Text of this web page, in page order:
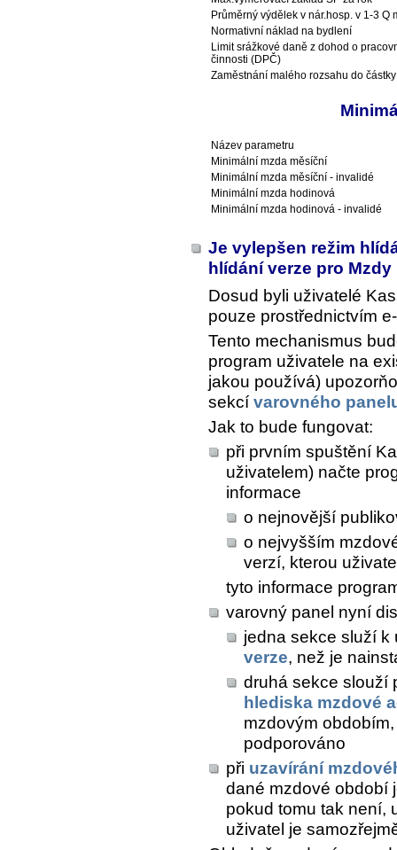
Průměrný výdělek v nár.hosp. v 1-3 Q
Normativní náklad na bydlení
Limit srážkové daně z dohod o
činnosti (DPČ)
Zaměstnání malého rozsahu do částky
Název parametru
Minimální mzda měsíční
Minimální mzda měsíční - invalidé
Minimální mzda hodinová
Minimální mzda hodinová - invalidé
Je vylepšen režim
hlídání verze pro Mzdy
Dosud byli uživatelé
pouze prostřednictvím
Tento mechanismus
program uživatele na
jakou používá)
sekcí varovného
Jak to bude fungovat:
při prvním spuštění
uživatelem) načte
informace
o nejnovější
o nejvyšším
verzí, kterou
tyto informace
varovný panel nyní
jedna sekce služí
verze, než je
druhá sekce slouží
hlediska mzdové
mzdovým
podporováno
při uzavírání
dané mzdové období
pokud tomu tak není,
uživatel je